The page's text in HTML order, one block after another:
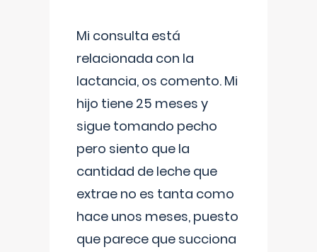
Mi consulta está
relacionada con la
lactancia, os comento. Mi
hijo tiene 25 meses y
sigue tomando pecho
pero siento que la
cantidad de leche que
extrae no es tanta como
hace unos meses, puesto
que parece que succiona